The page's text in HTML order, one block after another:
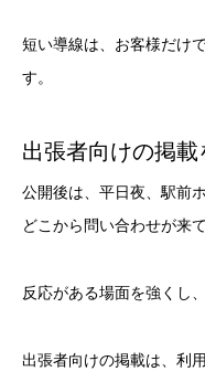
短い導線は、お客様だけ
す。
出張者向けの掲載
公開後は、平日夜、駅前
どこから問い合わせが来
反応がある場面を強くし
出張者向けの掲載は、利